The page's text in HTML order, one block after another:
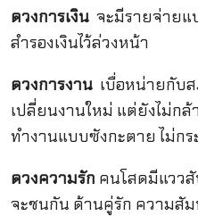
ดวงการเงิน จะมีรายจ่าย
สำรองเงินไว้ล่วงหน้า
ดวงการงานเบื่อหน่ายกับส
เปลี่ยนงานใหม่ แต่ยังไม่ก
ทำงานแบบซังกะตาย ไม่กร
ดวงความรัก คนโสดมีแววสั
จะชนกัน ด้านคู่รัก ความสั